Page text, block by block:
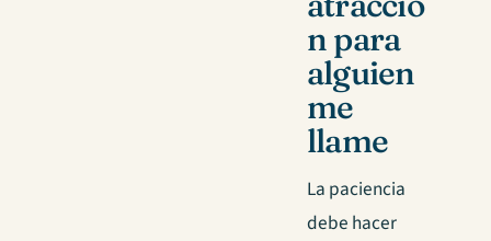
n para
alguien
me
llame
La paciencia
debe hacer